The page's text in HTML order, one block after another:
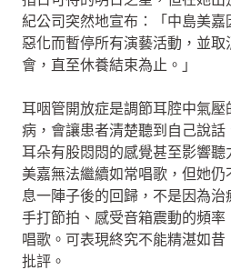
紀公司突然地宣布：「中島美
惡化而暫停所有演藝活動，並取
會，直至休養結束為止。」
耳咽管開放症是調節耳腔中氣
病，會讓患者清楚聽到自己說
耳朵有股悶悶的感覺甚至影響
美嘉無法繼續如常唱歌，但她
息一陣子後的回歸，不是因為治
手打節拍、感受音箱震動的頻
唱歌。可表現終究不能精湛如
批評。